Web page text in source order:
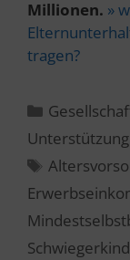
Millionen. »
tragen?
Kategorien